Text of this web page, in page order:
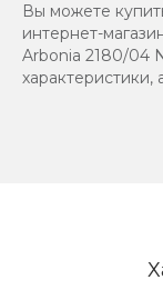
Вы можете
интернет-
Arbonia 2180/04
характеристики,